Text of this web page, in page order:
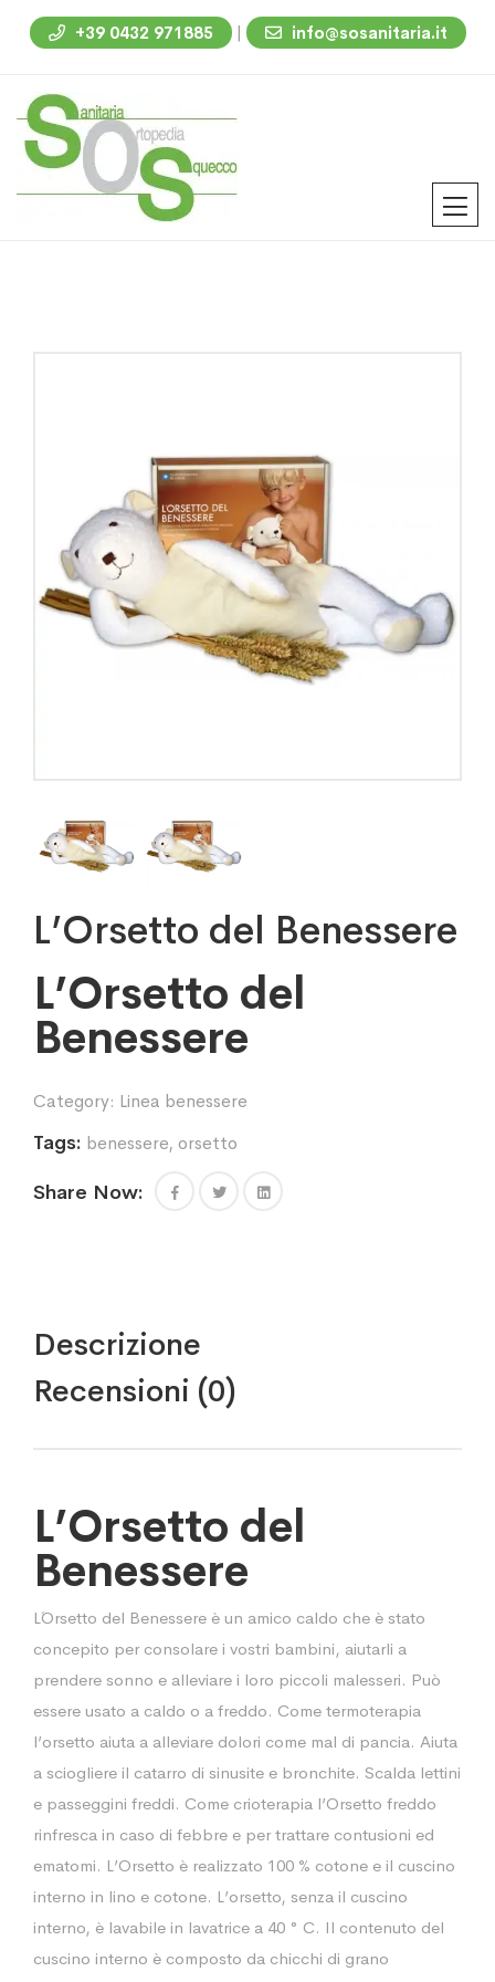
+39 0432 971885 | info@sosanitaria.it
L’Orsetto del Benessere
L’Orsetto del
Benessere
Category: Linea benessere
Tags: benessere, orsetto
Share Now:
Descrizione
Recensioni (0)
L’Orsetto del
Benessere
L´Orsetto del Benessere è un amico caldo che è stato
concepito per consolare i vostri bambini, aiutarli a
prendere sonno e alleviare i loro piccoli malesseri. Può
essere usato a caldo o a freddo. Come termoterapia
l’orsetto aiuta a alleviare dolori come mal di pancia. Aiuta
a sciogliere il catarro di sinusite e bronchite. Scalda lettini
e passeggini freddi. Come crioterapia l’Orsetto freddo
rinfresca in caso di febbre e per trattare contusioni ed
ematomi. L’Orsetto è realizzato 100 % cotone e il cuscino
interno in lino e cotone. L’orsetto, senza il cuscino
interno, è lavabile in lavatrice a 40 ° C. Il contenuto del
cuscino interno è composto da chicchi di grano